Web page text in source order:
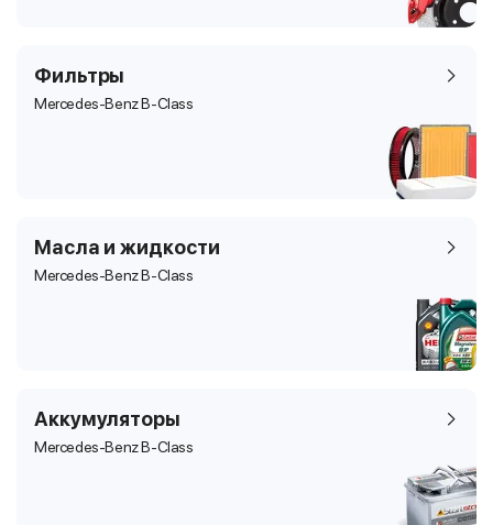
Фильтры
Mercedes-Benz B-Class
Масла и жидкости
Mercedes-Benz B-Class
Аккумуляторы
Mercedes-Benz B-Class